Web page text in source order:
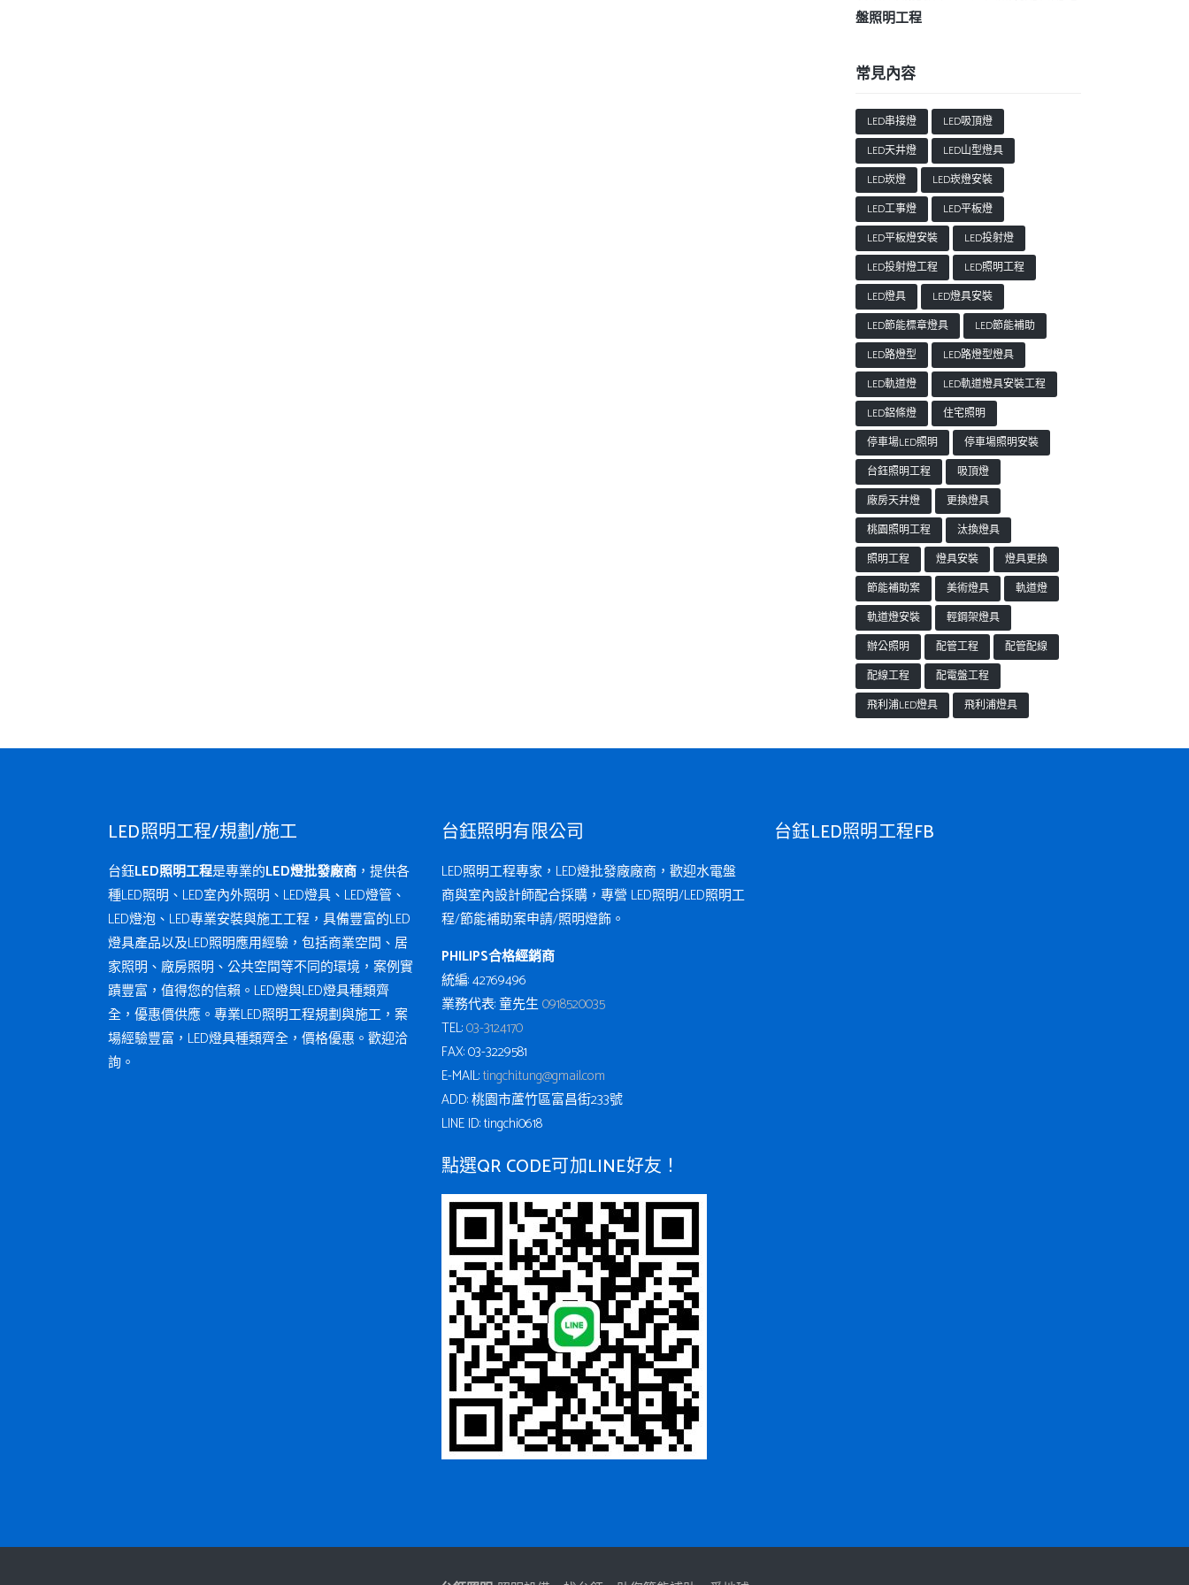
盤照明工程
常見內容
LED串接燈
LED吸頂燈
LED天井燈
LED山型燈具
LED崁燈
LED崁燈安裝
LED工事燈
LED平板燈
LED平板燈安裝
LED投射燈
LED投射燈工程
LED照明工程
LED燈具
LED燈具安裝
LED節能標章燈具
LED節能補助
LED路燈型
LED路燈型燈具
LED軌道燈
LED軌道燈具安裝工程
LED鋁條燈
住宅照明
停車場LED照明
停車場照明安裝
台鈺照明工程
吸頂燈
廠房天井燈
更換燈具
桃園照明工程
汰換燈具
照明工程
燈具安裝
燈具更換
節能補助案
美術燈具
軌道燈
軌道燈安裝
輕鋼架燈具
辦公照明
配管工程
配管配線
配線工程
配電盤工程
飛利浦LED燈具
飛利浦燈具
LED照明工程/規劃/施工
台鈺LED照明工程是專業的LED燈批發廠商 ，提供各
種LED照明、LED室內外照明、LED燈具、LED燈管、
LED燈泡、LED專業安裝與施工工程，具備豐富的LED
燈具產品以及LED照明應用經驗，包括商業空間、居
家照明、廠房照明、公共空間等不同的環境，案例實
蹟豐富，值得您的信賴。LED燈與LED燈具種類齊
全，優惠價供應。專業LED照明工程規劃與施工，案
場經驗豐富，LED燈具種類齊全，價格優惠。歡迎洽
詢。
台鈺照明有限公司
LED照明工程專家，LED燈批發廠廠商，歡迎水電盤
商與室內設計師配合採購，專營 LED照明/LED照明工
程/節能補助案申請/照明燈飾。
PHILIPS合格經銷商
統編: 42769496
業務代表: 童先生0918520035
TEL:03-3124170
FAX: 03-3229581
E-MAIL:tingchi.tung@gmail.com
ADD: 桃園市蘆竹區富昌街233號
LINE ID: tingchi0618
點選QR CODE可加LINE好友！
台鈺LED照明工程FB